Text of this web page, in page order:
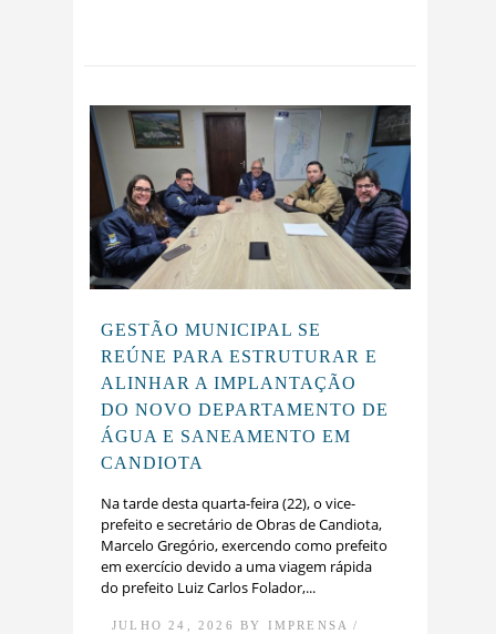
GESTÃO MUNICIPAL SE
REÚNE PARA ESTRUTURAR E
ALINHAR A IMPLANTAÇÃO
DO NOVO DEPARTAMENTO DE
ÁGUA E SANEAMENTO EM
CANDIOTA
Na tarde desta quarta-feira (22), o vice-
prefeito e secretário de Obras de Candiota,
Marcelo Gregório, exercendo como prefeito
em exercício devido a uma viagem rápida
do prefeito Luiz Carlos Folador,...
JULHO 24, 2026 BY IMPRENSA /